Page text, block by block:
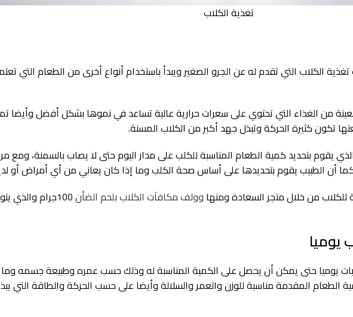
تغذية الكلاب
الكلاب التي تقدم له عن الجرو الصغير ويبدأ باستخدام أنواع أخرى من الطعام التي
من الغذاء التي تحتوي على سعرات حرارية عالية تساعد في نموها بشكل أفضل وأيضا
تكون كثيرة الحركة وتبذل جهد أكبر من الكلاب المسنة.
يقوم بتحديد كمية الطعام المناسبة للكلب على مدار اليوم حتى لا يصاب بالسمنة، ومع
أن الطبيب يقوم بتحديدها على أساس صحة الكلب وما إذا كان يعاني من أي أمراض أو
من خلال متجر السعادة ومنها وولف مكافآت الكلاب بلحم الضأن
100جرام والذي
يوميا
يوميا حتى يمكن أن يحصل على الكمية المناسبة له وذلك حسب عمره وطبيعة جسمه
المقدمة مناسبة للوزن والعمر والسلالة وأيضا على حسب الحركة والطاقة التي